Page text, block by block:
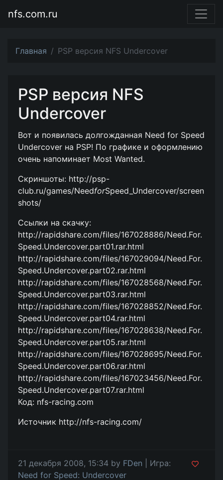
nfs.com.ru
Главная PSP версия NFS Undercover
PSP версия NFS
Undercover
Вот и появилась долгожданная Need for Speed
Undercover на PSP! По графике и оформлению
очень напоминает Most Wanted.
Скриншоты: http://psp-
club.ru/games/NeedforSpeed_Undercover/screen
shots/
Ссылки на скачку:
http://rapidshare.com/files/167028886/Need.For.
Speed.Undercover.part01.rar.html
http://rapidshare.com/files/167029094/Need.For.
Speed.Undercover.part02.rar.html
http://rapidshare.com/files/167028568/Need.For.
Speed.Undercover.part03.rar.html
http://rapidshare.com/files/167028852/Need.For.
Speed.Undercover.part04.rar.html
http://rapidshare.com/files/167028638/Need.For.
Speed.Undercover.part05.rar.html
http://rapidshare.com/files/167028695/Need.For.
Speed.Undercover.part06.rar.html
http://rapidshare.com/files/167023456/Need.For.
Speed.Undercover.part07.rar.html
Код: nfs-racing.com
Источник http://nfs-racing.com/
21 декабря 2008, 15:34 by FDen | Игра:
Need for Speed: Undercover